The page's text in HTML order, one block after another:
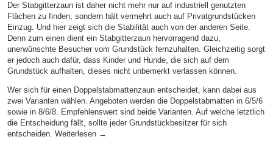
Der Stabgitterzaun ist daher nicht mehr nur auf industriell genutzten
Flächen zu finden, sondern hält vermehrt auch auf Privatgrundstücken
Einzug. Und hier zeigt sich die Stabilität auch von der anderen Seite.
Denn zum einen dient ein Stabgitterzaun hervorragend dazu,
unerwünschte Besucher vom Grundstück fernzuhalten. Gleichzeitig sorgt
er jedoch auch dafür, dass Kinder und Hunde, die sich auf dem
Grundstück aufhalten, dieses nicht unbemerkt verlassen können.
Wer sich für einen Doppelstabmattenzaun entscheidet, kann dabei aus
zwei Varianten wählen. Angeboten werden die Doppelstabmatten in 6/5/6
sowie in 8/6/8. Empfehlenswert sind beide Varianten. Auf welche letztlich
die Entscheidung fällt, sollte jeder Grundstückbesitzer für sich
entscheiden. Weiterlesen →